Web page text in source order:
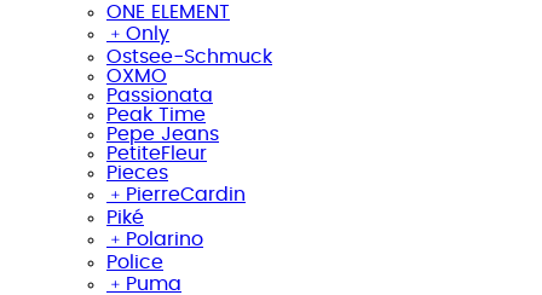
ONE ELEMENT
﹢ Only
Ostsee-Schmuck
OXMO
Passionata
Peak Time
Pepe Jeans
PetiteFleur
Pieces
﹢ PierreCardin
Piké
﹢ Polarino
Police
﹢ Puma